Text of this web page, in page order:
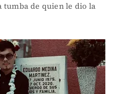
tumba de quien le dio la